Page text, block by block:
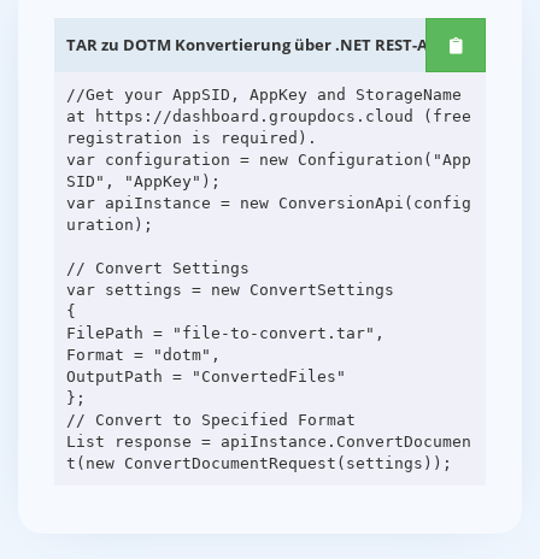
TAR zu DOTM Konvertierung über .NET REST-APIs
//Get your AppSID, AppKey and StorageName
at https://dashboard.groupdocs.cloud (free
registration is required).
var configuration = new Configuration("App
SID", "AppKey");
var apiInstance = new ConversionApi(config
uration);
// Convert Settings
var settings = new ConvertSettings
{
FilePath = "file-to-convert.tar",
Format = "dotm",
OutputPath = "ConvertedFiles"
};
// Convert to Specified Format
List response = apiInstance.ConvertDocumen